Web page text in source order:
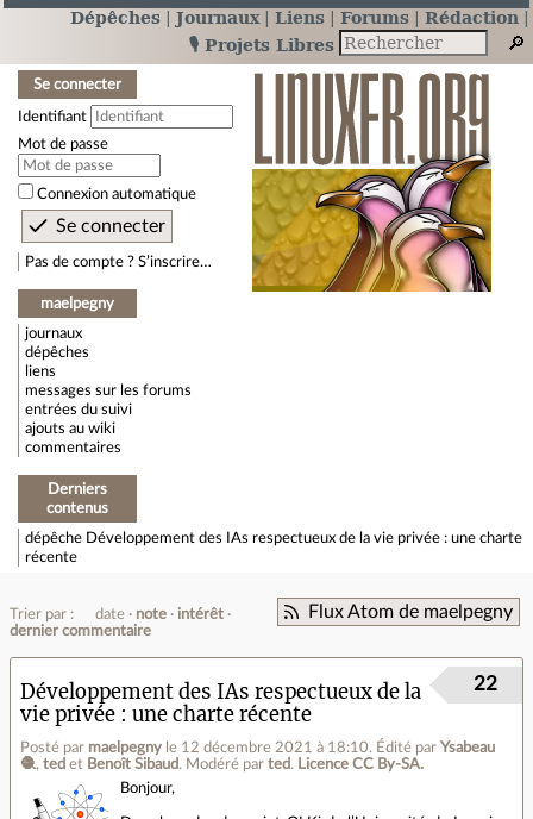
Dépêches Journaux Liens Forums
Rédaction
🎙️ Projets Libres
Se connecter
Identifiant
Mot de passe
Connexion automatique
Pas de compte ? S’inscrire…
maelpegny
journaux
dépêches
liens
messages sur les forums
entrées du suivi
ajouts au wiki
commentaires
Derniers
contenus
dépêche Développement des IAs respectueux de la vie privée : une charte
récente
Flux Atom de maelpegny
Trier par : date note
intérêt
dernier commentaire
Développement des IAs respectueux de la
vie privée : une charte récente
Posté par maelpegny le 12 décembre 2021 à 18:10. Édité par Ysabeau
🧶, ted et Benoît Sibaud. Modéré par ted. Licence CC By‑SA.
22
Bonjour,